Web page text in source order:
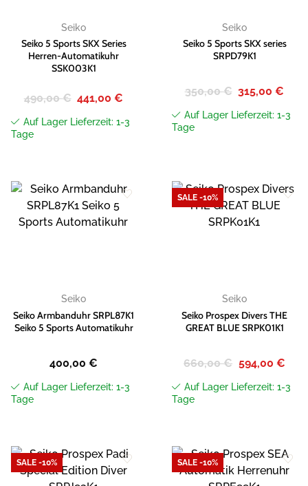
Seiko
Seiko 5 Sports SKX Series
Herren-Automatikuhr
SSK003K1
490,00€
Ursprünglicher
Preis
490,00 €
441,00€
441,00 €.
Auf Lager Lieferzeit: 1-3
Tage
Seiko
Seiko 5 Sports SKX series
SRPD79K1
350,00€ Ursprünglicher
Preis
350,00 €
315,00€
Auf Lager Lieferzeit: 1-3
Tage
Zur
Wunschliste
Seiko
Seiko Armbanduhr SRPL87K1
Seiko 5 Sports Automatikuhr
400,00 €
Auf Lager Lieferzeit: 1-3
Tage
SALE -10%
Wunschliste
Seiko
Seiko Prospex Divers THE
GREAT BLUE SRPK01K1
660,00€
Ursprünglicher
Preis
660,00 €
594,00 €
Auf Lager Lieferzeit: 1-3
Tage
SALE -10%
SALE -10%